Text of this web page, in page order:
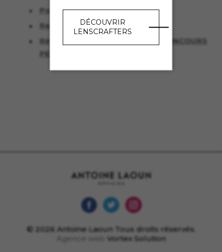
DÉCOUVRIR
LENSCRAFTERS
Politique de confidentialité
Retours et échanges
Règlement du concours « JEU CONCOURS
PERIODE FESTIVE »
© 2026 Antoine Laoun Tous droits réservés.
Vortex Solution